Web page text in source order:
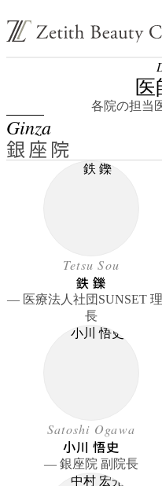
医
各院の担当
Ginza
銀座院
Tetsu Sou
鉄 鑠
― 医療法人社団SUNSET
長
Satoshi Ogawa
小川 悟史
― 銀座院 副院長